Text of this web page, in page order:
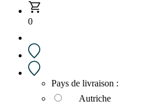
0
Pays de livraison :
Autriche